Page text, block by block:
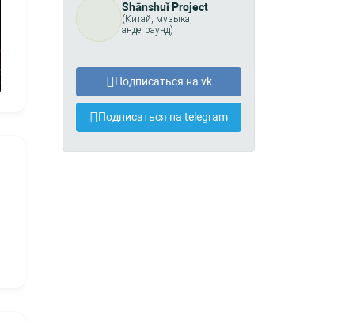
Shānshuǐ Project
(Китай, музыка,
андеграунд)
Подписаться на vk
Подписаться на telegram